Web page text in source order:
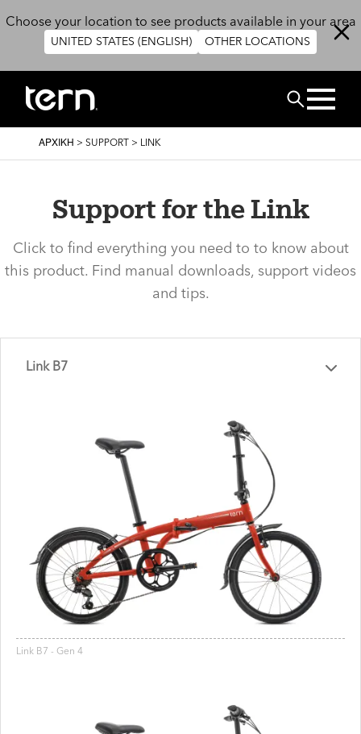
Choose your location to see products available in your area
UNITED STATES (ENGLISH) OTHER LOCATIONS
BREADCRUMB
ΑΡΧΙΚΉ > SUPPORT > LINK
Support for the Link
Click to find everything you need to to know about
this product. Find manual downloads, support videos
and tips.
Link B7
Link B7 - Gen 4